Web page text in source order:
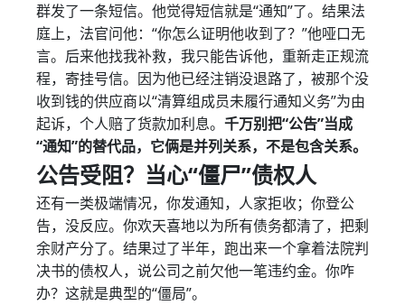
群发了一条短信。他觉得短信就是“通知”了。结果法
庭上，法官问他：“你怎么证明他收到了？”他哑口无
言。后来他找我补救，我只能告诉他，重新走正规流
程，寄挂号信。因为他已经注销没退路了，被那个没
收到钱的供应商以“清算组成员未履行通知义务”为由
起诉，个人赔了货款加利息。 千万别把“公告”当成
“通知”的替代品，它俩是并列关系，不是包含关系。
公告受阻？当心“僵尸”债权人
还有一类极端情况，你发通知，人家拒收；你登公
告，没反应。你欢天喜地以为所有债务都清了，把剩
余财产分了。结果过了半年，跑出来一个拿着法院判
决书的债权人，说公司之前欠他一笔违约金。你咋
办？这就是典型的“僵局”。